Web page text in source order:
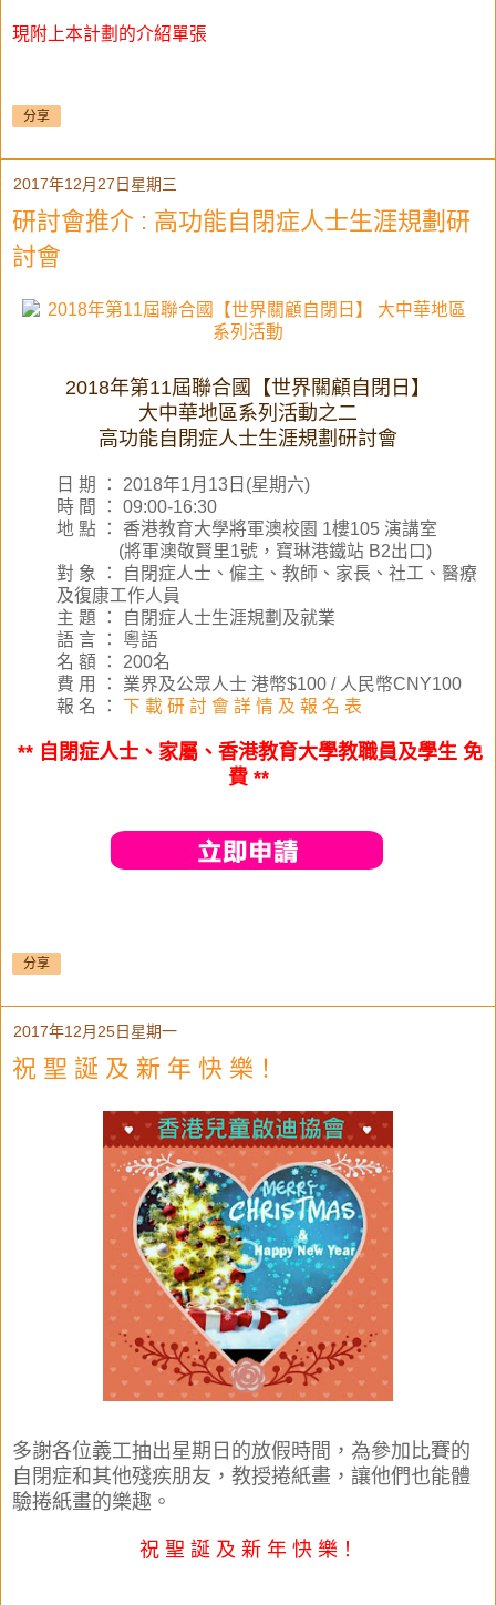
現附上本計劃的介紹單張
分享
2017年12月27日星期三
研討會推介 : 高功能自閉症人士生涯規劃研
討會
2018年第11屆聯合國【世界關顧自閉日】
大中華地區系列活動之二
高功能自閉症人士生涯規劃研討會
日 期 ： 2018年1月13日(星期六)
時 間 ： 09:00-16:30
地 點 ： 香港教育大學將軍澳校園 1樓105 演講室
(將軍澳敬賢里1號，寶琳港鐵站 B2出口)
對 象 ： 自閉症人士、僱主、教師、家長、社工、醫療
及復康工作人員
主 題 ： 自閉症人士生涯規劃及就業
語 言 ： 粵語
名 額 ： 200名
費 用 ： 業界及公眾人士 港幣$100 / 人民幣CNY100
報 名 ： 下 載 研 討 會 詳 情 及 報 名 表
** 自閉症人士、家屬、香港教育大學教職員及學生 免
費 **
分享
2017年12月25日星期一
祝 聖 誕 及 新 年 快 樂！
多謝各位義工抽出星期日的放假時間，為參加比賽的
自閉症和其他殘疾朋友，教授捲紙畫，讓他們也能體
驗捲紙畫的樂趣。
祝 聖 誕 及 新 年 快 樂！